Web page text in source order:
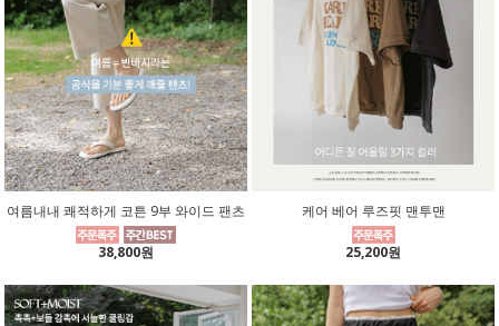
여름내내 쾌적하게 코튼 9부 와이드 팬츠
38,800원
케어 베어 루즈핏 맨투맨
25,200원